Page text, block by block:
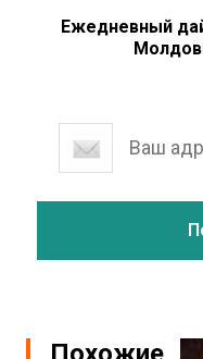
Ежедневный